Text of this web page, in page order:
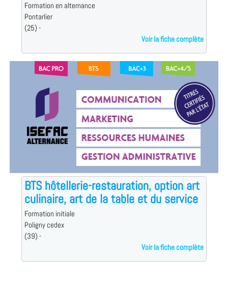
Formation en alternance
Pontarlier
(25) -
Voir la fiche complète
BTS hôtellerie-restauration, option art
culinaire, art de la table et du service
Formation initiale
Poligny cedex
(39) -
Voir la fiche complète